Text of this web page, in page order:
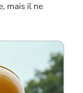
mais il ne